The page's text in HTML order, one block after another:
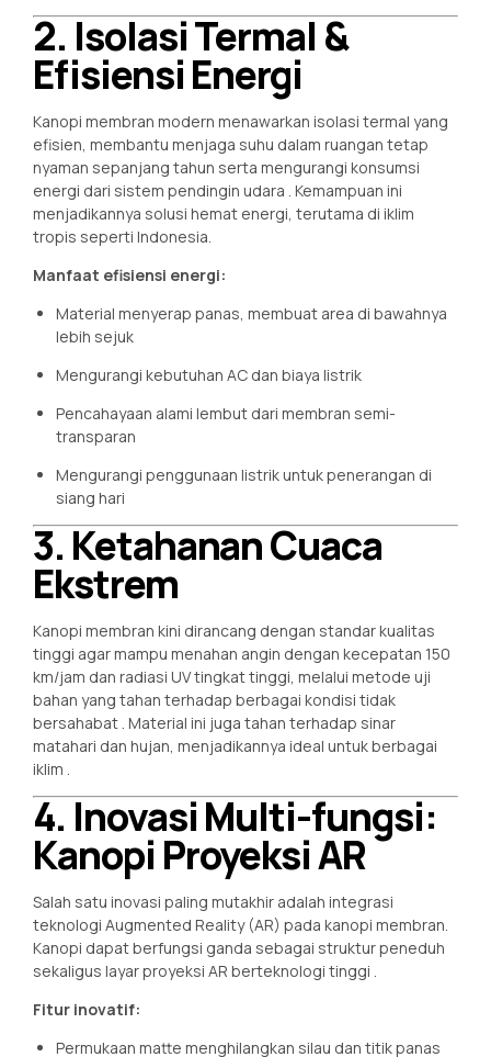
2. Isolasi Termal &
Efisiensi Energi
Kanopi membran modern menawarkan isolasi termal yang
efisien, membantu menjaga suhu dalam ruangan tetap
nyaman sepanjang tahun serta mengurangi konsumsi
energi dari sistem pendingin udara . Kemampuan ini
menjadikannya solusi hemat energi, terutama di iklim
tropis seperti Indonesia.
Manfaat efisiensi energi:
Material menyerap panas, membuat area di bawahnya
lebih sejuk
Mengurangi kebutuhan AC dan biaya listrik
Pencahayaan alami lembut dari membran semi-
transparan
Mengurangi penggunaan listrik untuk penerangan di
siang hari
3. Ketahanan Cuaca
Ekstrem
Kanopi membran kini dirancang dengan standar kualitas
tinggi agar mampu menahan angin dengan kecepatan 150
km/jam dan radiasi UV tingkat tinggi, melalui metode uji
bahan yang tahan terhadap berbagai kondisi tidak
bersahabat . Material ini juga tahan terhadap sinar
matahari dan hujan, menjadikannya ideal untuk berbagai
iklim
4. Inovasi Multi-fungsi:
Kanopi Proyeksi AR
Salah satu inovasi paling mutakhir adalah integrasi
teknologi Augmented Reality (AR) pada kanopi membran.
Kanopi dapat berfungsi ganda sebagai struktur peneduh
sekaligus layar proyeksi AR berteknologi tinggi
Fitur inovatif:
Permukaan matte menghilangkan silau dan titik panas